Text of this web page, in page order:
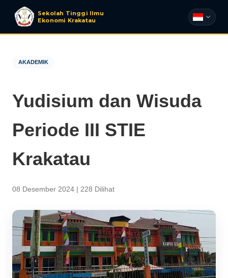
Sekolah Tinggi Ilmu
Ekonomi Krakatau
AKADEMIK
Yudisium dan Wisuda
Periode III STIE
Krakatau
08 Desember 2024 | 228 Dilihat